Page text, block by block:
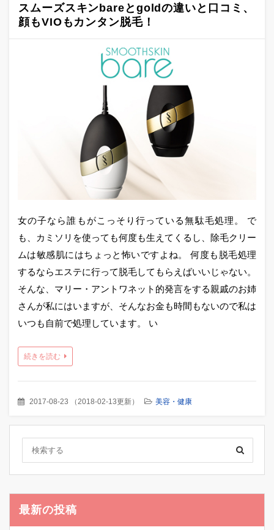
スムーズスキンbareとgoldの違いと口コミ、
顔もVIOもカンタン脱毛！
女の子なら誰もがこっそり行っている無駄毛処理。 で
も、カミソリを使っても何度も生えてくるし、除毛クリー
ムは敏感肌にはちょっと怖いですよね。 何度も脱毛処理
するならエステに行って脱毛してもらえばいいじゃない。
そんな、マリー・アントワネット的発言をする親戚のお姉
さんが私にはいますが、そんなお金も時間もないので私は
いつも自前で処理しています。 い
続きを読む
2017-08-23 （ 2018-02-13更新） 美容・健康
最新の投稿